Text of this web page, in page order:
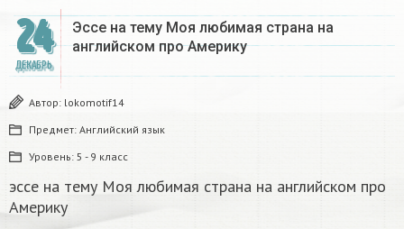
24
ДЕКАБРЬ
Эссе на тему Моя любимая страна на
английском про Америку​
Автор: lokomotif14
Предмет: Английский язык
Уровень: 5 - 9 класс
эссе на тему Моя любимая страна на английском про
Америку​